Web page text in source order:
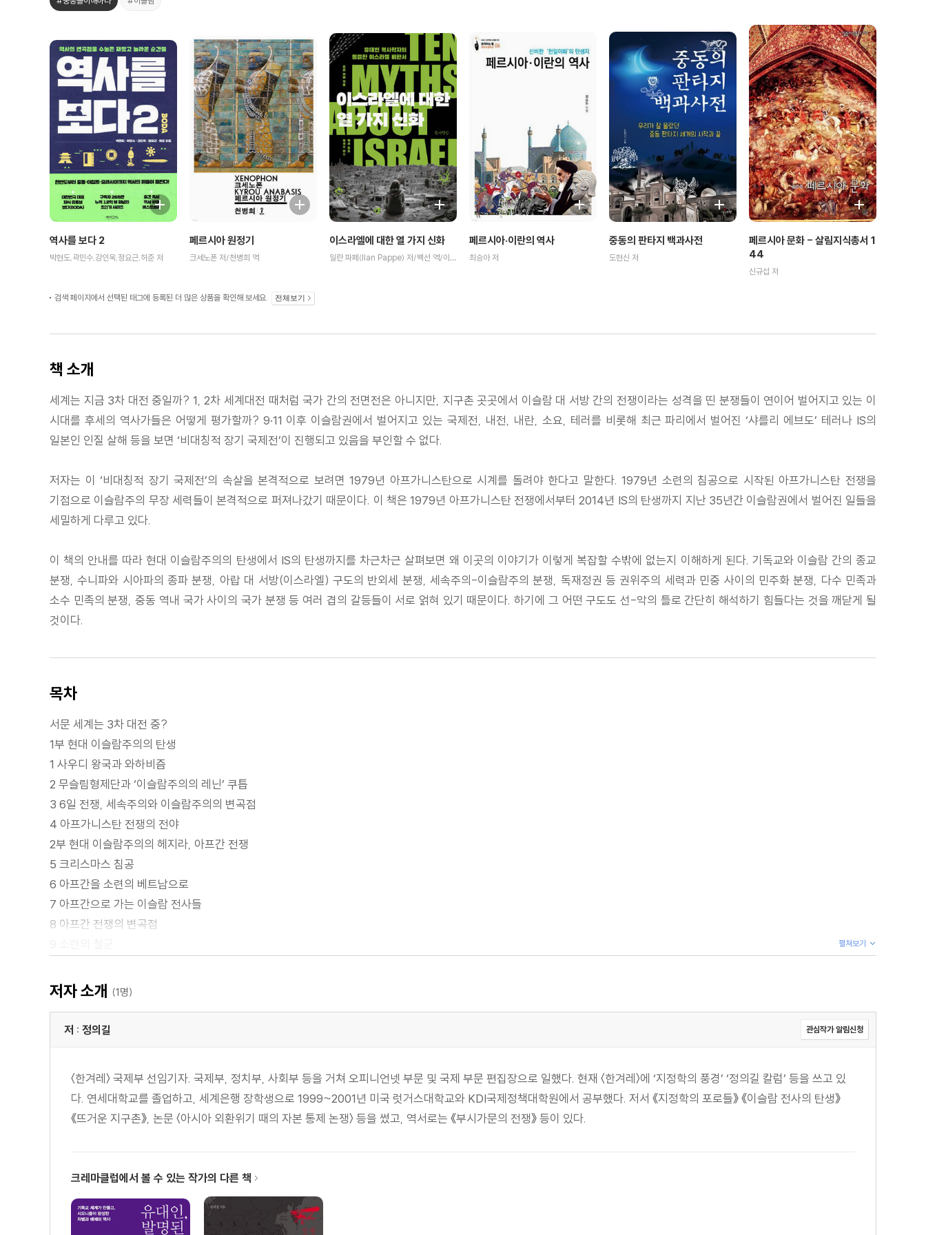
역사를 보다 2
박현도,곽민수,강인욱,정요근,허준 저
페르시아 원정기
크세노폰 저/천병희 역
이스라엘에 대한 열 가지 신화
일란 파페(Ilan Pappe) 저/백선 역/이희수 감수
페르시아·이란의 역사
최승아 저
중동의 판타지 백과사전
도현신 저
페르시아 문화 - 살림지식총서 1
44
신규섭 저
검색 페이지에서 선택된 태그에 등록된 더 많은 상품을 확인해 보세요. 전체보기
책 소개
세계는 지금 3차 대전 중일까? 1, 2차 세계대전 때처럼 국가 간의 전면전은 아니지만, 지구촌 곳곳에서 이슬람 대 서방 간의 전쟁이라는 성격을 띤 분쟁들이 연이어 벌어지고 있는 이
시대를 후세의 역사가들은 어떻게 평가할까? 9·11 이후 이슬람권에서 벌어지고 있는 국제전, 내전, 내란, 소요, 테러를 비롯해 최근 파리에서 벌어진 ‘샤를리 에브도’ 테러나 IS의
일본인 인질 살해 등을 보면 ‘비대칭적 장기 국제전’이 진행되고 있음을 부인할 수 없다.
저자는 이 ‘비대칭적 장기 국제전’의 속살을 본격적으로 보려면 1979년 아프가니스탄으로 시계를 돌려야 한다고 말한다. 1979년 소련의 침공으로 시작된 아프가니스탄 전쟁을
기점으로 이슬람주의 무장 세력들이 본격적으로 퍼져나갔기 때문이다. 이 책은 1979년 아프가니스탄 전쟁에서부터 2014년 IS의 탄생까지 지난 35년간 이슬람권에서 벌어진 일들을
세밀하게 다루고 있다.
이 책의 안내를 따라 현대 이슬람주의의 탄생에서 IS의 탄생까지를 차근차근 살펴보면 왜 이곳의 이야기가 이렇게 복잡할 수밖에 없는지 이해하게 된다. 기독교와 이슬람 간의 종교
분쟁, 수니파와 시아파의 종파 분쟁, 아랍 대 서방(이스라엘) 구도의 반외세 분쟁, 세속주의-이슬람주의 분쟁, 독재정권 등 권위주의 세력과 민중 사이의 민주화 분쟁, 다수 민족과
소수 민족의 분쟁, 중동 역내 국가 사이의 국가 분쟁 등 여러 겹의 갈등들이 서로 얽혀 있기 때문이다. 하기에 그 어떤 구도도 선-악의 틀로 간단히 해석하기 힘들다는 것을 깨닫게 될
것이다.
목차
서문 세계는 3차 대전 중?
1부 현대 이슬람주의의 탄생
1 사우디 왕국과 와하비즘
2 무슬림형제단과 ‘이슬람주의의 레닌’ 쿠틉
3 6일 전쟁, 세속주의와 이슬람주의의 변곡점
4 아프가니스탄 전쟁의 전야
2부 현대 이슬람주의의 헤지라, 아프간 전쟁
5 크리스마스 침공
6 아프간을 소련의 베트남으로
7 아프간으로 가는 이슬람 전사들
8 아프간 전쟁의 변곡점
10 글로벌 지하디스트의 탄생
12 팔레스타인의 이슬람주의화
14 떠오르는 탈레반
15 빈 라덴의 헤지라
16 테러의 새로운 유형
5부 테러와의 전쟁, 멍청한 전쟁
19 9·11 ‘성화요일 작전’
20 아프간이냐, 이라크냐?
펼쳐보기
저자 소개 (1명)
저 : 정의길 관심작가 알림신청
〈한겨레〉 국제부 선임기자. 국제부, 정치부, 사회부 등을 거쳐 오피니언넷 부문 및 국제 부문 편집장으로 일했다. 현재 〈한겨레〉에 ‘지정학의 풍경’ ‘정의길 칼럼’ 등을 쓰고 있
다. 연세대학교를 졸업하고, 세계은행 장학생으로 1999~2001년 미국 럿거스대학교와 KDI국제정책대학원에서 공부했다. 저서 《지정학의 포로들》 《이슬람 전사의 탄생》
《뜨거운 지구촌》, 논문 〈아시아 외환위기 때의 자본 통제 논쟁〉 등을 썼고, 역서로는 《부시가문의 전쟁》 등이 있다.
크레마클럽에서 볼 수 있는 작가의 다른 책